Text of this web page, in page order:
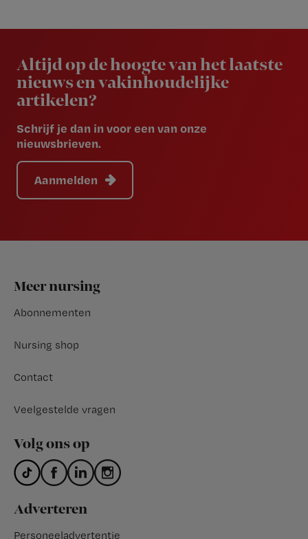
Altijd op de hoogte van het laatste
nieuws en vakinhoudelijke
artikelen?
Schrijf je dan in voor een van onze
nieuwsbrieven.
Aanmelden
Footer
Meer nursing
Abonnementen
Nursing shop
Contact
Veelgestelde vragen
Volg ons op
Adverteren
Personeeladvertentie